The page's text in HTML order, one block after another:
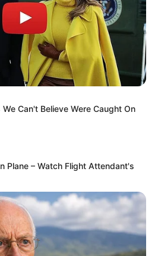
nosso grupo do
Paulista e região
Can't Believe Were Caught On
Plane – Watch Flight Attendant's